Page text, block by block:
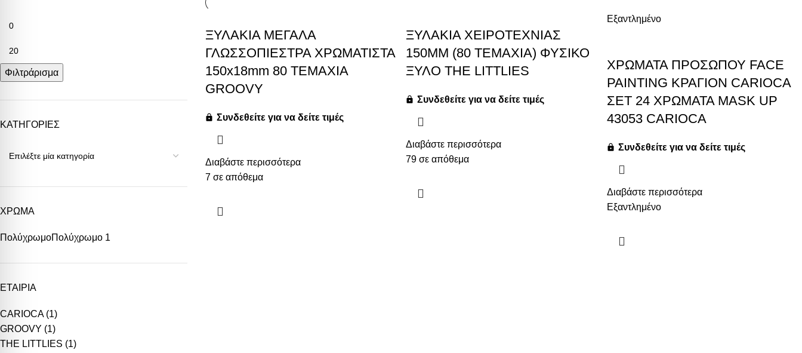
Φιλτράρισμα
ΚΑΤΗΓΟΡΙΕΣ
ΧΡΩΜΑ
ΠολύχρωμοΠολύχρωμο 1
ΕΤΑΙΡΙΑ
CARIOCA (1)
GROOVY (1)
THE LITTLIES (1)
ΞΥΛΑΚΙΑ ΜΕΓΑΛΑ
ΓΛΩΣΣΟΠΙΕΣΤΡΑ ΧΡΩΜΑΤΙΣΤΑ
150x18mm 80 ΤΕΜΑΧΙΑ
GROOVY
Συνδεθείτε για να δείτε τιμές
Διαβάστε περισσότερα
7 σε απόθεμα
ΞΥΛΑΚΙΑ ΧΕΙΡΟΤΕΧΝΙΑΣ
150MM (80 ΤΕΜΑΧΙΑ) ΦΥΣΙΚΟ
ΞΥΛΟ THE LITTLIES
Συνδεθείτε για να δείτε τιμές
Διαβάστε περισσότερα
79 σε απόθεμα
Εξαντλημένο
ΧΡΩΜΑΤΑ ΠΡΟΣΩΠΟΥ FACE
PAINTING ΚΡΑΓΙΟΝ CARIOCA
ΣΕΤ 24 ΧΡΩΜΑΤΑ MASK UP
43053 CARIOCA
Συνδεθείτε για να δείτε τιμές
Διαβάστε περισσότερα
Εξαντλημένο